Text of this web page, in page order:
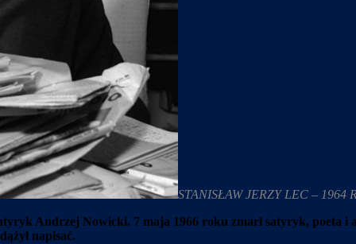
STANISŁAW JERZY LEC – 1964
Andrzej Nowicki. 7 maja 1966 roku zmarł satyryk, poeta i
napisać.